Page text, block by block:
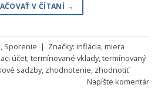
V ČÍTANÍ →
, Sporenie | Značky: inflácia,miera
účet,termínované vklady,termínovaný
sadzby, zhodnotenie, zhodnotiť
Napíšte komentár